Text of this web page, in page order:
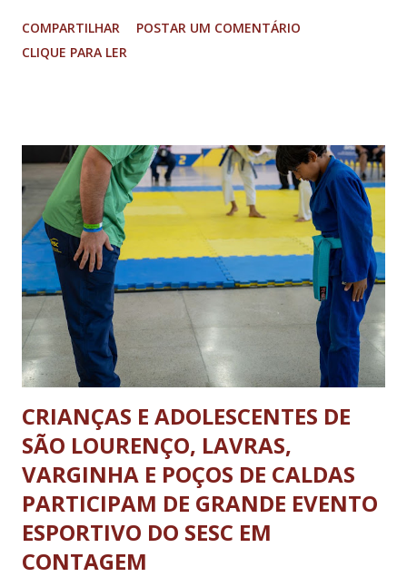
Tijuco (com total liberdade apenas no Colônia). No centro
histórico e área restrita à circulação de veículos cujo peso
das 08h às 18h; aos sábados das 08h às 13h; Nos domingos e
feriados livres. Haverá tolerância de 30 minutos, após o
término dos horários estabelecidos aos veículos que já se
encontrarem em operação de descarga. A nova legislação vale
para os ônibus que viajam entre estados e municípios quanto
carretas e caminhões pesados. A determinação não se aplica
aos ônibus que realizam o transporte dentro da...
COMPARTILHAR
POSTAR UM COMENTÁRIO
CLIQUE PARA LER
CRIANÇAS E ADOLESCENTES DE
SÃO LOURENÇO, LAVRAS,
VARGINHA E POÇOS DE CALDAS
PARTICIPAM DE GRANDE EVENTO
ESPORTIVO DO SESC EM
CONTAGEM